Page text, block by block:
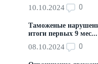
10.10.2024 0
Таможеные
итоги первых 9 мес...
08.10.2024 0